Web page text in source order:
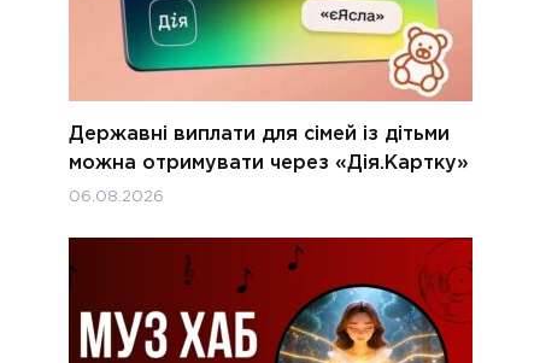
Державні виплати для сімей із дітьми
можна отримувати через «Дія.Картку»
06.08.2026